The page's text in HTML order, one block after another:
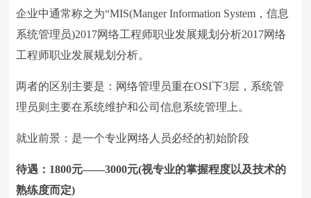
企业中通常称之为“MIS(Manger Information System，信息
系统管理员)2017网络工程师职业发展规划分析2017网络
工程师职业发展规划分析。
两者的区别主要是：网络管理员重在OSI下3层，系统管
理员则主要在系统维护和公司信息系统管理上。
就业前景：是一个专业网络人员必经的初始阶段
待遇：1800元——3000元(视专业的掌握程度以及技术的
熟练度而定)